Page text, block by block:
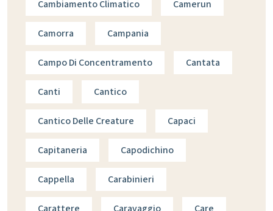
Cambiamento Climatico Camerun
Camorra Campania
Campo Di Concentramento Cantata
Canti Cantico
Cantico Delle Creature Capaci
Capitaneria Capodichino
Cappella Carabinieri